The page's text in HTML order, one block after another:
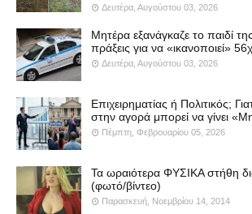
Δευτέρα, Αυγούστου 03, 2026
Μητέρα εξανάγκαζε το παιδί
πράξεις για να «ικανοποιεί»
Δευτέρα, Αυγούστου 03, 2026
Επιχειρηματίας ή Πολιτικός;
στην αγορά μπορεί να γίνει
Πέμπτη, Φεβρουαρίου 05, 2026
Τα ωραιότερα ΦΥΣΙΚΑ στήθη
(φωτό/βίντεο)
Παρασκευή, Νοεμβρίου 14, 2014